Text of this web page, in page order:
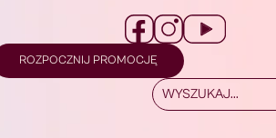
ROZPOCZNIJ PROMOCJĘ